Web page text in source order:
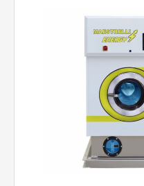
Професійна хімія